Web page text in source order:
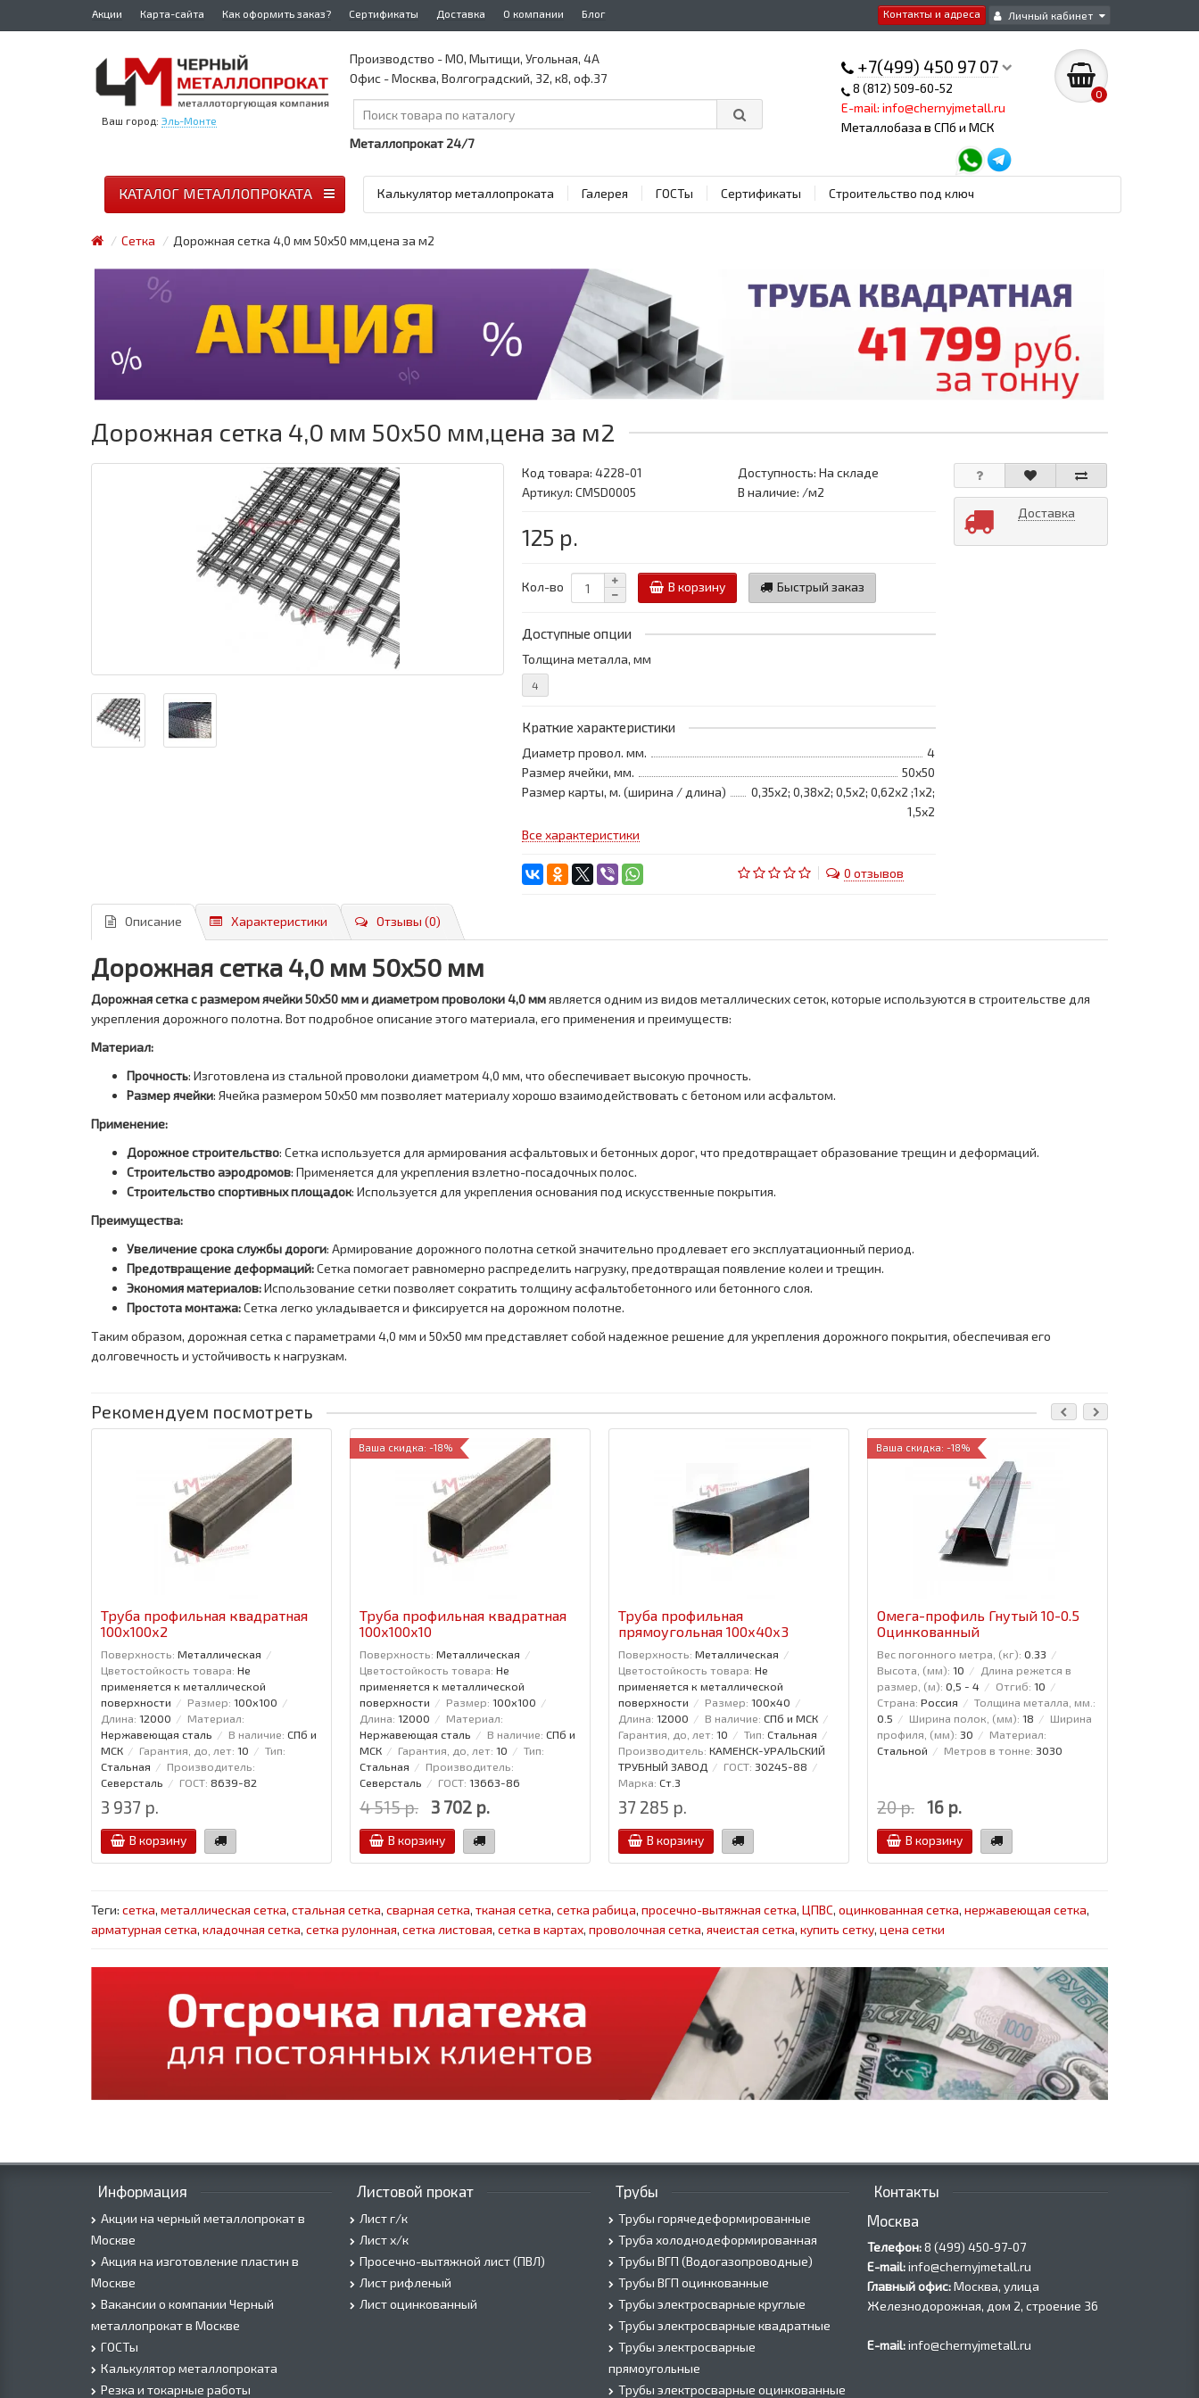
Контакты и адреса Личный кабинет
Акции Карта-сайта Как оформить заказ? Сертификаты Доставка О компании Блог
Ваш город: Эль-Монте
+7(499) 450 97 07
8 (812) 509-60-52
E-mail: info@chernyjmetall.ru
Металлобаза в СПб и МСК
0
Производство - МО, Мытищи, Угольная, 4А
Офис - Москва, Волгоградский, 32, к8, оф.37
Металлопрокат 24/7
Калькулятор металлопроката Галерея ГОСТы Сертификаты Строительство под ключ
КАТАЛОГ МЕТАЛЛОПРОКАТА
Сетка Дорожная сетка 4,0 мм 50х50 мм,цена за м2
Дорожная сетка 4,0 мм 50х50 мм,цена за м2
Код товара:4228-01
Доступность: На складе
Артикул: CMSD0005
В наличие: /м2
125 р.
Кол-во В корзину Быстрый заказ
Доступные опции
Толщина металла, мм
4
Краткие характеристики
Диаметр провол. мм.
4
Размер ячейки, мм.
50х50
Размер карты, м. (ширина / длина)
0,35х2; 0,38х2; 0,5х2; 0,62х2 ;1х2;
1,5х2
Все характеристики
0 отзывов
Доставка
Описание Характеристики Отзывы (0)
Дорожная сетка 4,0 мм 50х50 мм
Дорожная сетка с размером ячейки 50х50 мм и диаметром проволоки 4,0 ммявляется одним из видов металлических сеток, которые используются в строительстве для
укрепления дорожного полотна. Вот подробное описание этого материала, его применения и преимуществ:
Материал:
Прочность: Изготовлена из стальной проволоки диаметром 4,0 мм, что обеспечивает высокую прочность.
Размер ячейки: Ячейка размером 50х50 мм позволяет материалу хорошо взаимодействовать с бетоном или асфальтом.
Применение:
Дорожное строительство: Сетка используется для армирования асфальтовых и бетонных дорог, что предотвращает образование трещин и деформаций.
Строительство аэродромов: Применяется для укрепления взлетно-посадочных полос.
Строительство спортивных площадок: Используется для укрепления основания под искусственные покрытия.
Преимущества:
Увеличение срока службы дороги: Армирование дорожного полотна сеткой значительно продлевает его эксплуатационный период.
Предотвращение деформаций:Сетка помогает равномерно распределить нагрузку, предотвращая появление колеи и трещин.
Экономия материалов:Использование сетки позволяет сократить толщину асфальтобетонного или бетонного слоя.
Простота монтажа:Сетка легко укладывается и фиксируется на дорожном полотне.
Таким образом, дорожная сетка с параметрами 4,0 мм и 50х50 мм представляет собой надежное решение для укрепления дорожного покрытия, обеспечивая его
долговечность и устойчивость к нагрузкам.
Рекомендуем посмотреть
Труба профильная квадратная
100x100x2
Поверхность: Металлическая
Цветостойкость товара: Не
применяется к металлической
поверхности
Размер: 100x100
Длина: 12000
Материал:
Нержавеющая сталь
В наличие: СПб и
МСК
Гарантия, до, лет: 10
Тип:
Стальная
Производитель:
Северсталь
ГОСТ: 8639-82
3 937 р.
В корзину
Ваша скидка: -18%
Труба профильная квадратная
100x100x10
Поверхность: Металлическая
Цветостойкость товара: Не
применяется к металлической
поверхности
Размер: 100x100
Длина: 12000
Материал:
Нержавеющая сталь
В наличие: СПб и
МСК
Гарантия, до, лет: 10
Тип:
Стальная
Производитель:
Северсталь
ГОСТ: 13663-86
4 515 р. 3 702 р.
В корзину
Труба профильная
прямоугольная 100x40x3
Поверхность: Металлическая
Цветостойкость товара: Не
применяется к металлической
поверхности
Размер: 100x40
Длина: 12000 В наличие: СПб и МСК
Гарантия, до, лет: 10 Тип: Стальная
Производитель: КАМЕНСК-УРАЛЬСКИЙ
ТРУБНЫЙ ЗАВОД
ГОСТ: 30245-88
Марка: Ст.3
37 285 р.
В корзину
Ваша скидка: -18%
Омега-профиль Гнутый 10-0.5
Оцинкованный
Вес погонного метра, (кг): 0.33
Высота, (мм): 10
Длина режется в
размер, (м): 0,5 - 4 Отгиб: 10
Страна: Россия
Толщина металла, мм.:
0.5
Ширина полок, (мм): 18
Ширина
профиля, (мм): 30
Материал:
Стальной
Метров в тонне: 3030
20 р. 16 р.
В корзину
Теги: сетка, металлическая сетка, стальная сетка, сварная сетка, тканая сетка, сетка рабица, просечно-вытяжная сетка, ЦПВС, оцинкованная сетка, нержавеющая сетка,
арматурная сетка, кладочная сетка, сетка рулонная, сетка листовая, сетка в картах, проволочная сетка, ячеистая сетка, купить сетку, цена сетки
Информация
Акции на черный металлопрокат в
Москве
Акция на изготовление пластин в
Москве
Вакансии о компании Черный
металлопрокат в Москве
ГОСТы
Калькулятор металлопроката
Резка и токарные работы
Листовой прокат
Лист г/к
Лист х/к
Просечно-вытяжной лист (ПВЛ)
Лист рифленый
Лист оцинкованный
Трубы
Трубы горячедеформированные
Труба холоднодеформированная
Трубы ВГП (Водогазопроводные)
Трубы ВГП оцинкованные
Трубы электросварные круглые
Трубы электросварные квадратные
Трубы электросварные
прямоугольные
Трубы электросварные оцинкованные
Контакты
Москва
Телефон:8 (499) 450‑97-07
E-mail:info@chernyjmetall.ru
Главный офис:Москва, улица
Железнодорожная, дом 2, строение 36
E-mail:info@chernyjmetall.ru